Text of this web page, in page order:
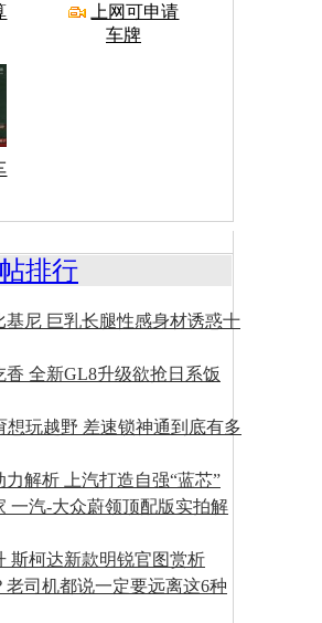
上网可申请
车牌
排行
基尼 巨乳长腿性感身材诱惑十
香 全新GL8升级欲抢日系饭
想玩越野 差速锁神通到底有多
力解析 上汽打造自强“蓝芯”
一汽-大众蔚领顶配版实拍解
斯柯达新款明锐官图赏析
老司机都说一定要远离这6种